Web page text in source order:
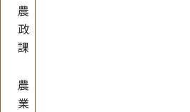
農
政
課
農
業